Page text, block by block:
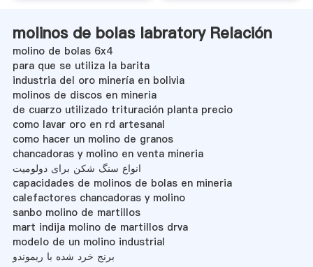
molinos de bolas labratory Relación
molino de bolas 6x4
para que se utiliza la barita
industria del oro minería en bolivia
molinos de discos en mineria
de cuarzo utilizado trituración planta precio
como lavar oro en rd artesanal
como hacer un molino de granos
chancadoras y molino en venta mineria
انواع سنگ شکن برای دولومیت
capacidades de molinos de bolas en mineria
calefactores chancadoras y molino
sanbo molino de martillos
mart indija molino de martillos drva
modelo de un molino industrial
برنج خرد شده با ریموندو